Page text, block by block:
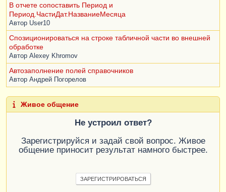
РеализацияТоваровУслугАгентскиеУслуги
= РеализацияТоваровУслуг .
ГДЕ
ХозрасчетныйОборотыДтКт.СчетДт = & Сч26Дт
СГРУППИРОВАТЬ
ХозрасчетныйОборотыДтКт.Период
В отчете сопоставить Период и
Период.ЧастиДат.НазваниеМесяца
Автор User10
Спозиционироваться на строке табличной части во внешней
обработке
Автор Alexey Khromov
Автозаполнение полей справочников
Автор Андрей Погорелов
Живое общение
Не устроил ответ?
Зарегистрируйся и задай свой вопрос. Живое
общение приносит результат намного быстрее.
ЗАРЕГИСТРИРОВАТЬСЯ